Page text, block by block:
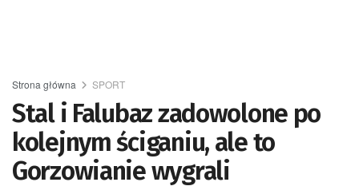
Strona główna SPORT
Stal i Falubaz zadowolone po
kolejnym ściganiu, ale to
Gorzowianie wygrali